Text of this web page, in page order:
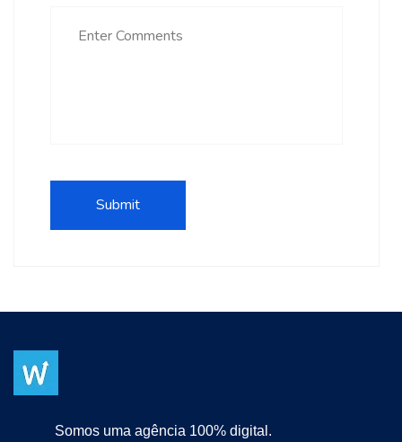
Somos uma agência 100% digital.